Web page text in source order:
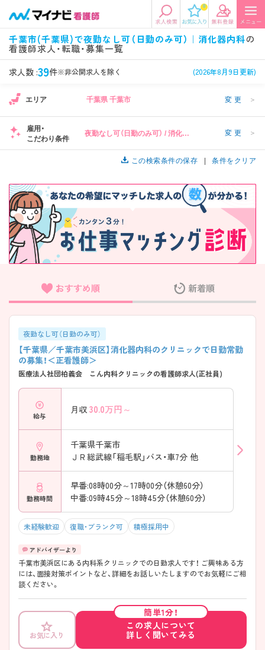
0
千葉市(千葉県)で夜勤なし可（日勤のみ可）｜消化器内科の
看護師求人・転職・募集一覧
求人数 :39件※非公開求人を除く (2026年8月9日更新)
エリアから探す
エリアから探す
関東
東海 関西
九州・沖縄
希望の求人条件を選択
条件項目の選択に戻る
資格
施設形態
病院、クリニック・診療所など
担当業務
病棟、外来など
美容外科、
循環器内科など
未経験歓迎、
土日祝休みなど
年収
年収500万円以上など 正社員、契約社員など
フリーワード検索
エリア 千葉県 千葉市 変更 ＞
雇用・
こだわり条件
夜勤なし可（日勤のみ可） / 消化器
変更 ＞
この検索条件の保存 条件をクリア
おすすめ順 新着順
夜勤なし可（日勤のみ可）
【千葉県／千葉市美浜区】消化器内科のクリニックで日勤常勤
の募集！＜正看護師＞
医療法人社団柏義会 こん内科クリニックの看護師求人(正社員)
給与
月収 30.0万円～
勤務地
千葉県千葉市
ＪＲ総武線「稲毛駅」バス・車7分 他
勤務時間
早番:08時00分～17時00分（休憩60分）
中番:09時45分～18時45分（休憩60分）
未経験歓迎 復職・ブランク可 積極採用中
千葉市美浜区にある内科系クリニックでの日勤求人です！ ご興味ある方
には、面接対策ポイントなど、詳細をお話しいたしますのでお気軽にご相
談ください。
お気に入り
簡単1分！
この求人について
詳しく聞いてみる